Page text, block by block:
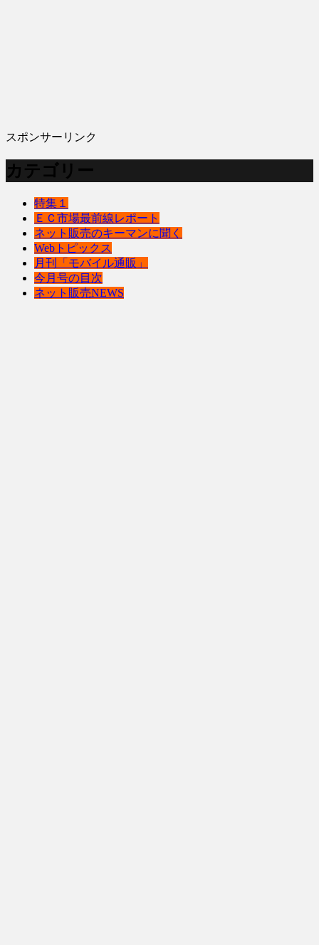
スポンサーリンク
カテゴリー
特集１
ＥＣ市場最前線レポート
ネット販売のキーマンに聞く
Webトピックス
月刊「モバイル通販」
今月号の目次
ネット販売NEWS